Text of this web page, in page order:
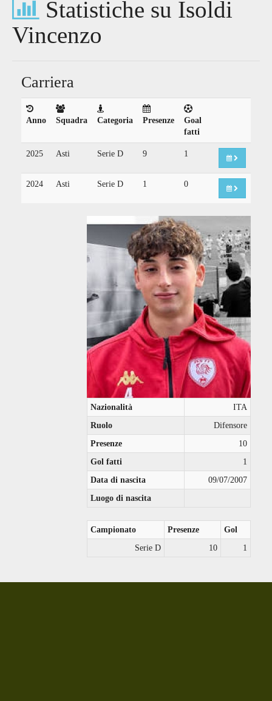
Statistiche su Isoldi
Vincenzo
Carriera
Anno Squadra Categoria Presenze
Goal
fatti
2025 Asti Serie D 9 1
2024 Asti Serie D 1 0
Nazionalità
ITA
Ruolo
Difensore
Presenze
10
Gol fatti
1
Data di nascita
09/07/2007
Luogo di nascita
Campionato Presenze
Gol
Serie D
10 1